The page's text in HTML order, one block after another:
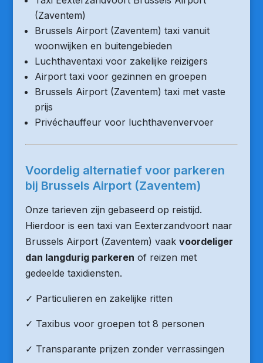
(Zaventem)
Brussels Airport (Zaventem) taxi vanuit
woonwijken en buitengebieden
Luchthaventaxi voor zakelijke reizigers
Airport taxi voor gezinnen en groepen
Brussels Airport (Zaventem) taxi met vaste
prijs
Privéchauffeur voor luchthavenvervoer
Voordelig alternatief voor parkeren
bij Brussels Airport (Zaventem)
Onze tarieven zijn gebaseerd op reistijd.
Hierdoor is een taxi van Eexterzandvoort naar
Brussels Airport (Zaventem) vaak voordeliger
dan langdurig parkeren of reizen met
gedeelde taxidiensten.
✓ Particulieren en zakelijke ritten
✓ Taxibus voor groepen tot 8 personen
✓ Transparante prijzen zonder verrassingen